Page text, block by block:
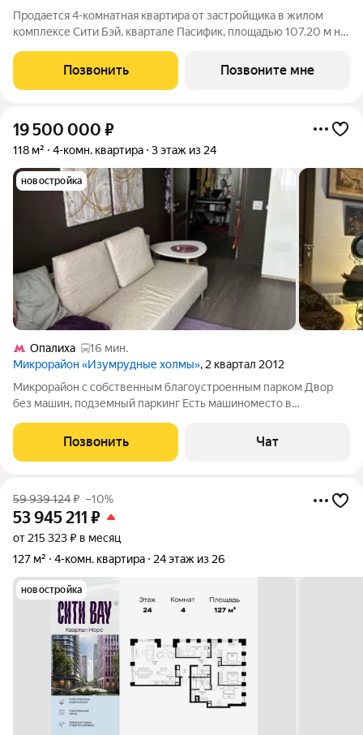
Продается 4-комнатная квартира от застройщика в жилом
комплексе Сити Бэй, квартале Пасифик, площадью 107.20 м на
комплекса Сити Бэй - настоящий город в городе с отлично
развитой
Позвонить Позвоните мне
19 500 000 ₽
118 м² 4-комн. квартира 3 этаж из 24
новостройка
Опалиха
16 мин.
Микрорайон «Изумрудные холмы», 2 квартал 2012
Микрорайон с собственным благоустроенным парком Двор
без машин, подземный паркинг Есть машиноместо в
без изысков Жить можно сразу, но возможно сделать и
ремонт, и перепланировку вплоть до
Позвонить Чат
59 939 124₽ –10%
53 945 211 ₽
от 215 323 ₽ в месяц
127 м²
4-комн. квартира 24 этаж из 26
новостройка